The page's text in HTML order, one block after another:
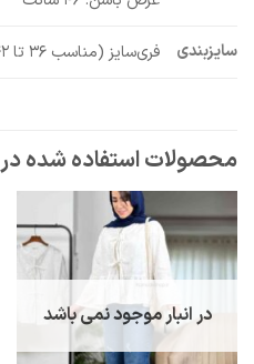
سایزبندی فری‌سایز (مناسب ۳۶ تا ۴۲)
در انبار موجود نمی باشد